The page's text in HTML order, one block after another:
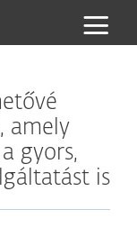
amely
gyors,
is